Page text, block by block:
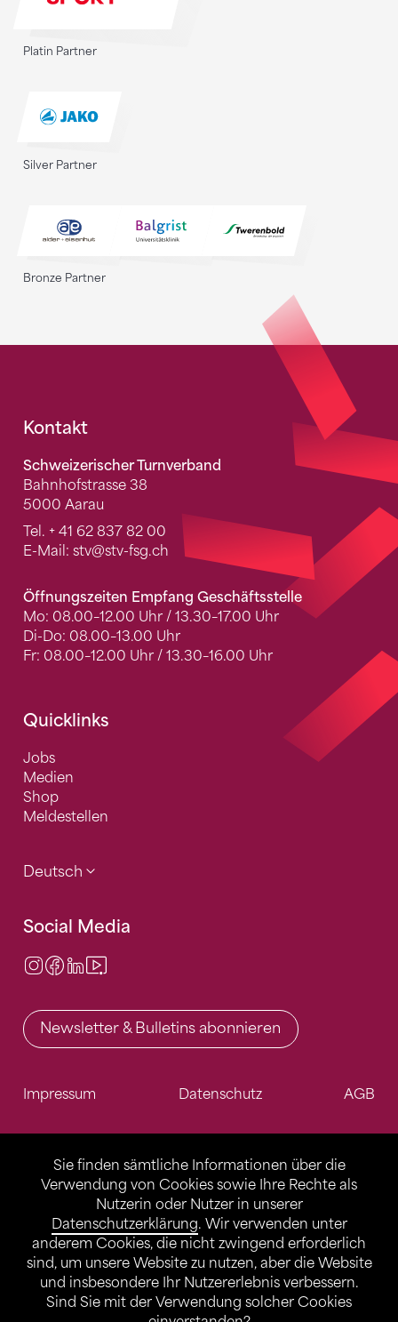
Sie finden sämtliche Informationen über die
Verwendung von Cookies sowie Ihre Rechte als
Nutzerin oder Nutzer in unserer
Datenschutzerklärung. Wir verwenden unter
anderem Cookies, die nicht zwingend erforderlich
sind, um unsere Website zu nutzen, aber die Website
und insbesondere Ihr Nutzererlebnis verbessern.
Sind Sie mit der Verwendung solcher Cookies
Platin Partner
Silver Partner
Bronze Partner
Fusszeile
Kontakt
Schweizerischer Turnverband
Bahnhofstrasse 38
5000 Aarau
Tel. + 41 62 837 82 00
E-Mail: stv@stv-fsg.ch
Öffnungszeiten Empfang Geschäftsstelle
Mo: 08.00–12.00 Uhr / 13.30–17.00 Uhr
Di-Do: 08.00–13.00 Uhr
Fr: 08.00–12.00 Uhr / 13.30–16.00 Uhr
Quicklinks
Jobs
Medien
Shop
Meldestellen
Deutsch
Social Media
Instagram
Facebook
LinkedIn
Newsletter & Bulletins abonnieren
Impressum Datenschutz AGB